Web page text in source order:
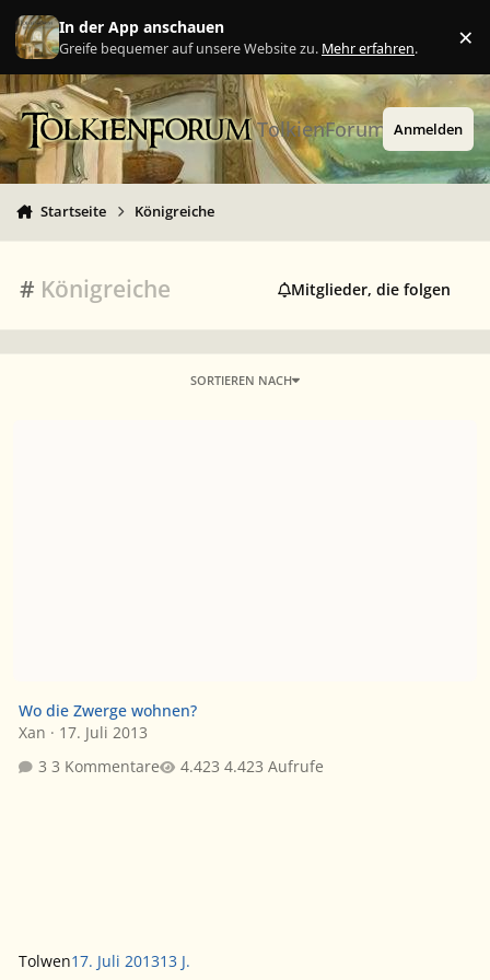
Zu Inhalt springen
In der App anschauen
Greife bequemer auf unsere Website zu. Mehr erfahren. ×
TolkienForum Anmelden
Startseite Königreiche
# Königreiche Mitglieder, die folgen
SORTIEREN NACH
Wo die Zwerge wohnen?
Xan · 17. Juli 2013
3 Kommentare
4.423 Aufrufe
Tolwen17. Juli 201313 J.